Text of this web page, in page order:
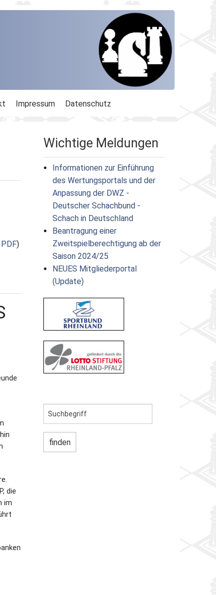
Impressum Datenschutz
)
die
im
Wichtige Meldungen
Informationen zur Einführung
des Wertungsportals und der
Anpassung der DWZ -
Deutscher Schachbund -
Schach in Deutschland
Beantragung einer
Zweitspielberechtigung ab der
Saison 2024/25
NEUES Mitgliederportal
(Update)